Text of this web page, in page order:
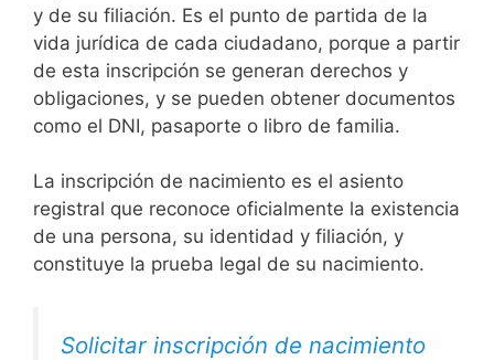
y de su filiación. Es el punto de partida de la
vida jurídica de cada ciudadano, porque a partir
de esta inscripción se generan derechos y
obligaciones, y se pueden obtener documentos
como el DNI, pasaporte o libro de familia.
La inscripción de nacimiento es el asiento
registral que reconoce oficialmente la existencia
de una persona, su identidad y filiación, y
constituye la prueba legal de su nacimiento.
Solicitar inscripción de nacimiento